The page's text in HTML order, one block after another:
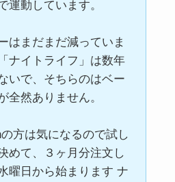
運動しています。
はまだまだ減っていま
ナイトライフ」は数年
いで、そちらのはベー
全然ありません。
方は気になるので試し
めて、３ヶ月分注文し
曜日から始まります ナ